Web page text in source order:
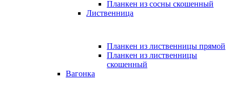
Планкен из сосны скошенный
Лиственница
Планкен из лиственницы прямой
Планкен из лиственницы
скошенный
Вагонка